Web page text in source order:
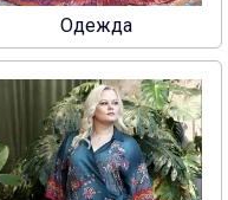
Одежда